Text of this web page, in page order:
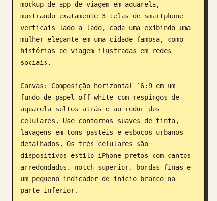
Atualizações
mockup de app de viagem em aquarela,
mostrando exatamente 3 telas de smartphone
verticais lado a lado, cada uma exibindo uma
mulher elegante em uma cidade famosa, como
histórias de viagem ilustradas em redes
sociais.
Canvas: Composição horizontal 16:9 em um
fundo de papel off-white com respingos de
aquarela soltos atrás e ao redor dos
celulares. Use contornos suaves de tinta,
lavagens em tons pastéis e esboços urbanos
detalhados. Os três celulares são
dispositivos estilo iPhone pretos com cantos
arredondados, notch superior, bordas finas e
um pequeno indicador de início branco na
parte inferior.